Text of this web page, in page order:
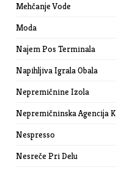
Mehčanje Vode
Moda
Najem Pos Terminala
Napihljiva Igrala Obala
Nepremičnine Izola
Nepremičninska Agencija
Nespresso
Nesreče Pri Delu